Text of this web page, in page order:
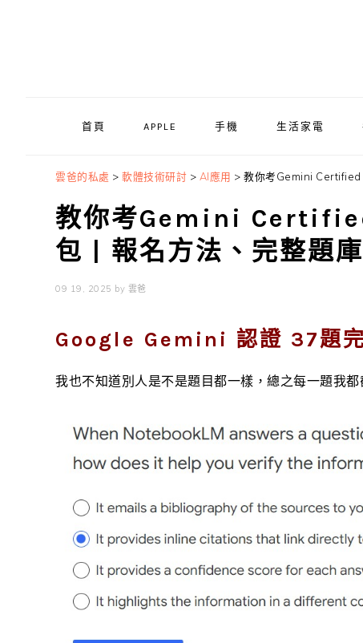
首頁 APPLE 手機 生活家電
雲爸的私處 > 軟體技術研討 > AI應用 > 教你考Gemini Certified
教你考Gemini
包 | 報名方法、完整題庫
09 19, 2025 by 雲爸
Google Gemini 認證 37題
我也不知道別人是不是題目都一樣，總之每一題我